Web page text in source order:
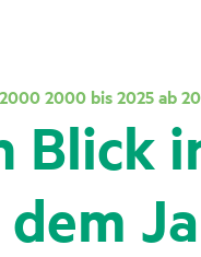
2000 bis 2025ab
Blick